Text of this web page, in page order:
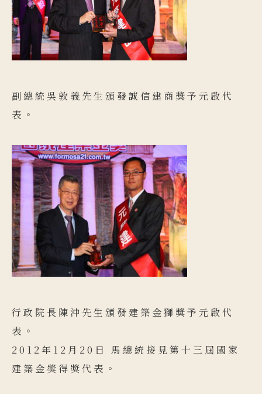
副總統吳敦義先生頒發誠信建商獎予元啟代
表。
行政院長陳沖先生頒發建築金獅獎予元啟代
表。
2012年12月20日 馬總統接見第十三屆國家
建築金獎得獎代表。